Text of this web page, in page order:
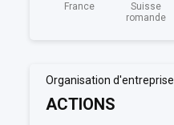
France
Suisse
romande
Organisation d'entreprise
ACTIONS